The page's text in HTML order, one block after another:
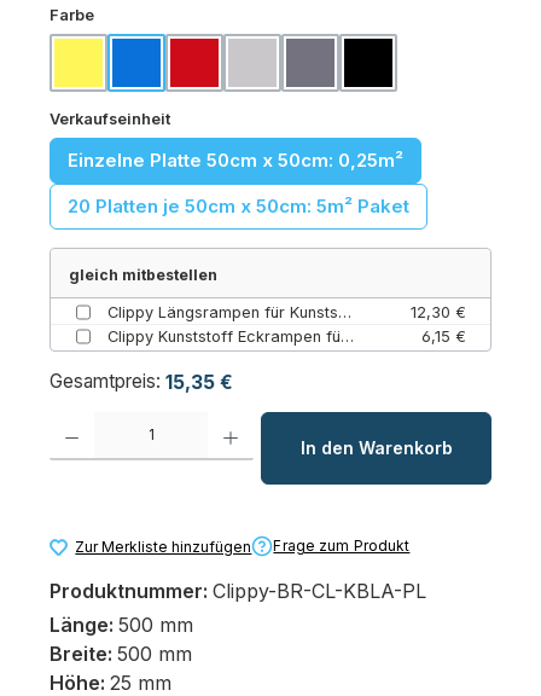
Farbeauswählen
Verkaufseinheitauswählen
Einzelne Platte 50cm x 50cm: 0,25m²
20 Platten je 50cm x 50cm: 5m² Paket
gleich mitbestellen
Clippy Längsrampen für Kunststoff-Bodenroste (Königsblau / Einzelstück)
12,30 €
Clippy Kunststoff Eckrampen für Bodenroste (Königsblau / Einzelstück)
6,15 €
Gesamtpreis: 15,35 €
Produkt Anzahl: Gib den gewünschten Wert ein oder benutze die
In den Warenkorb
Zur Merkliste hinzufügen Frage zum Produkt
Produktnummer: Clippy-BR-CL-KBLA-PL
Länge: 500 mm
Breite: 500 mm
Höhe: 25 mm